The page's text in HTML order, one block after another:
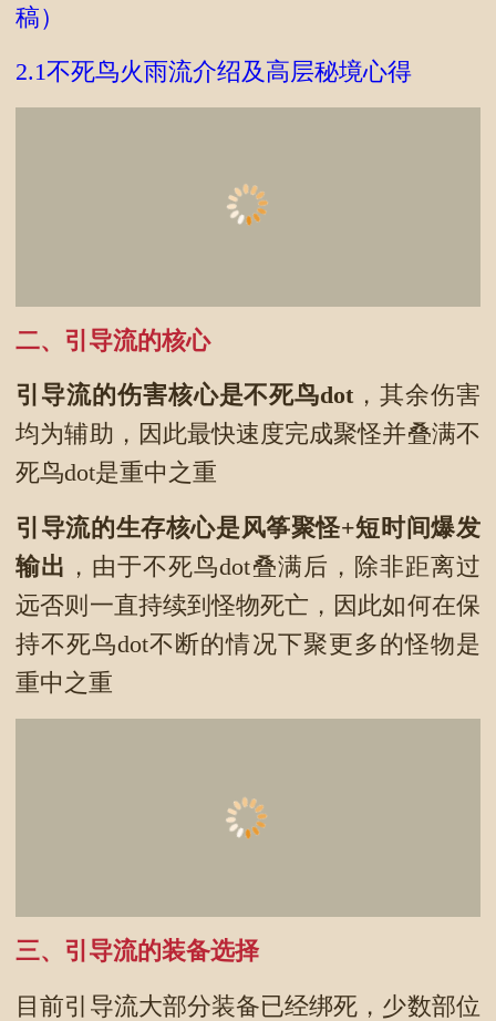
稿）
2.1不死鸟火雨流介绍及高层秘境心得
二、引导流的核心
引导流的伤害核心是不死鸟dot ，其余伤害
均为辅助，因此最快速度完成聚怪并叠满不
死鸟dot是重中之重
引导流的生存核心是风筝聚怪+短时间爆发
输出 ，由于不死鸟dot叠满后，除非距离过
远否则一直持续到怪物死亡，因此如何在保
持不死鸟dot不断的情况下聚更多的怪物是
重中之重
三、引导流的装备选择
目前引导流大部分装备已经绑死，少数部位